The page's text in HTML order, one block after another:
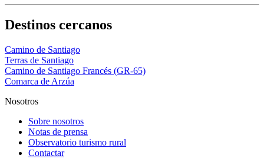
Destinos cercanos
Camino de Santiago
Terras de Santiago
Camino de Santiago Francés (GR-65)
Comarca de Arzúa
Nosotros
Sobre nosotros
Notas de prensa
Observatorio turismo rural
Contactar